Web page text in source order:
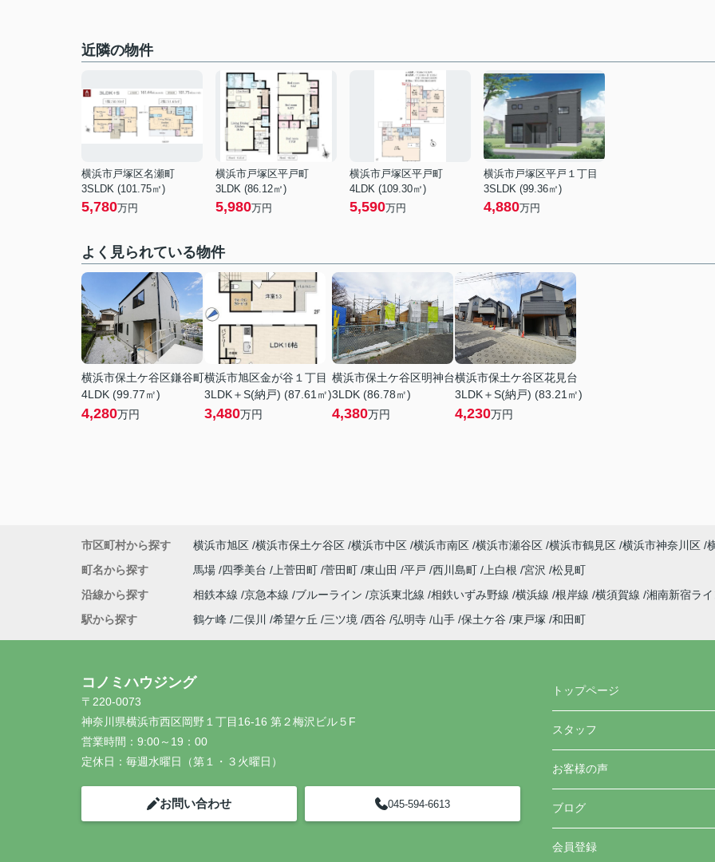
近隣の物件
横浜市戸塚区名瀬町
3SLDK (101.75㎡)
5,780万円
横浜市戸塚区平戸町
3LDK (86.12㎡)
5,980万円
横浜市戸塚区平戸町
4LDK (109.30㎡)
5,590万円
横浜市戸塚区平戸１丁目
3SLDK (99.36㎡)
4,880万円
よく見られている物件
横浜市保土ケ谷区鎌谷町
4LDK (99.77㎡)
4,280万円
横浜市旭区金が谷１丁目
3LDK＋S(納戸) (87.61㎡)
3,480万円
横浜市保土ケ谷区明神台
3LDK (86.78㎡)
4,380万円
横浜市保土ケ谷区花見台
3LDK＋S(納戸) (83.21㎡)
4,230万円
市区町村から探す 横浜市旭区 横浜市保土ケ谷区 横浜市中区 横浜市南区 横浜市瀬谷区 横浜市鶴見区 横浜市神奈川区
町名から探す
馬場 四季美台 上菅田町 菅田町 東山田 平戸 西川島町 上白根 宮沢
松見町
沿線から探す
相鉄本線 京急本線 ブルーライン 京浜東北線 相鉄いずみ野線 横浜線 根岸線 横須賀線 湘南新宿ラ
駅から探す
鶴ケ峰 二俣川 希望ケ丘 三ツ境 西谷 弘明寺 山手 保土ケ谷 東戸塚 和田町
コノミハウジング
〒220-0073
神奈川県横浜市西区岡野１丁目16-16 第２梅沢ビル５F
営業時間： 9:00～19：00
定休日： 毎週水曜日（第１・３火曜日）
お問い合わせ 045-594-6613
トップページ
スタッフ
お客様の声
ブログ
会員登録